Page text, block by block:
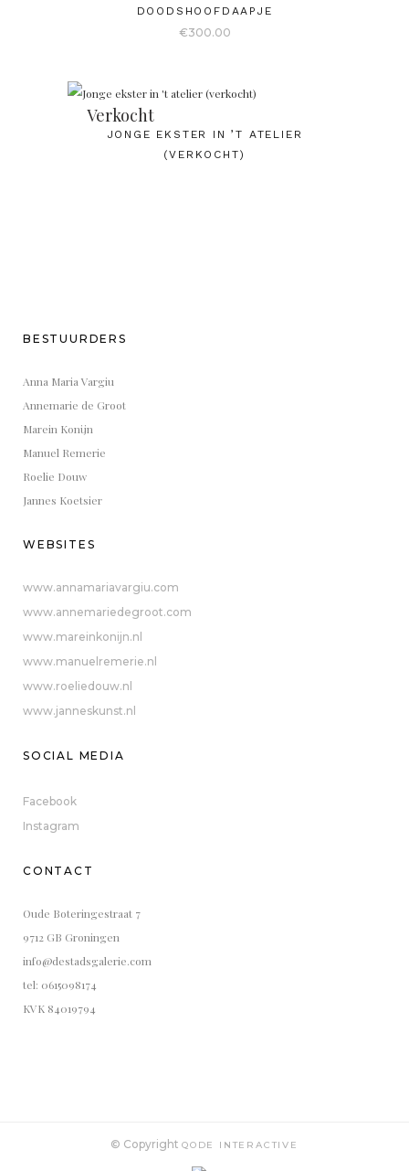
DOODSHOOFDAAPJE
€300.00
Verkocht
JONGE EKSTER IN ’T ATELIER
(VERKOCHT)
BESTUURDERS
Anna Maria Vargiu
Annemarie de Groot
Marein Konijn
Manuel Remerie
Roelie Douw
Jannes Koetsier
WEBSITES
www.annamariavargiu.com
www.annemariedegroot.com
www.mareinkonijn.nl
www.manuelremerie.nl
www.roeliedouw.nl
www.janneskunst.nl
SOCIAL MEDIA
Facebook
Instagram
CONTACT
Oude Boteringestraat 7
9712 GB Groningen
info@destadsgalerie.com
tel: 0615098174
KVK 84019794
© CopyrightQODE INTERACTIVE